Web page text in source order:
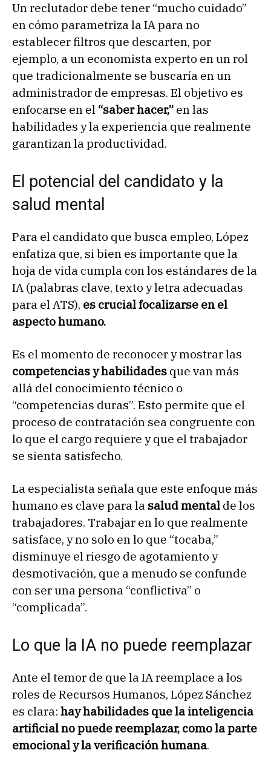
Un reclutador debe tener “mucho cuidado”
en cómo parametriza la IA para no
establecer filtros que descarten, por
ejemplo, a un economista experto en un rol
que tradicionalmente se buscaría en un
administrador de empresas. El objetivo es
enfocarse en el “saber hacer,” en las
habilidades y la experiencia que realmente
garantizan la productividad.
El potencial del candidato y la
salud mental
Para el candidato que busca empleo, López
enfatiza que, si bien es importante que la
hoja de vida cumpla con los estándares de la
IA (palabras clave, texto y letra adecuadas
para el ATS), es crucial focalizarse en el
aspecto humano.
Es el momento de reconocer y mostrar las
competencias y habilidades que van más
allá del conocimiento técnico o
“competencias duras”. Esto permite que el
proceso de contratación sea congruente con
lo que el cargo requiere y que el trabajador
se sienta satisfecho.
La especialista señala que este enfoque más
humano es clave para la salud mental de los
trabajadores. Trabajar en lo que realmente
satisface, y no solo en lo que “tocaba,”
disminuye el riesgo de agotamiento y
desmotivación, que a menudo se confunde
con ser una persona “conflictiva” o
“complicada”.
Lo que la IA no puede reemplazar
Ante el temor de que la IA reemplace a los
roles de Recursos Humanos, López Sánchez
es clara: hay habilidades que la inteligencia
artificial no puede reemplazar, como la parte
emocional y la verificación humana.